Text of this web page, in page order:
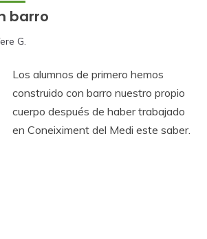
barro
G.
Los alumnos de primero hemos
construido con barro nuestro propio
cuerpo después de haber trabajado
en Coneiximent del Medi este saber.